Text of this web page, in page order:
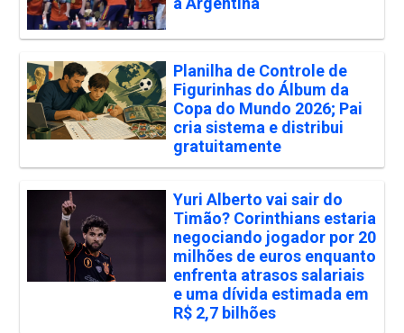
Planilha de Controle de
Figurinhas do Álbum da
Copa do Mundo 2026; Pai
cria sistema e distribui
gratuitamente
Yuri Alberto vai sair do
Timão? Corinthians estaria
negociando jogador por 20
milhões de euros enquanto
enfrenta atrasos salariais
e uma dívida estimada em
R$ 2,7 bilhões